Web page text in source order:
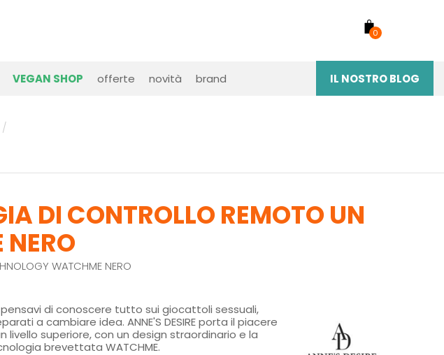
0
VEGAN SHOP offerte novità brand IL NOSTRO BLOG
DI CONTROLLO REMOTO UN
WATCHME NERO
di conoscere tutto sui giocattoli sessuali,
a cambiare idea. ANNE'S DESIRE porta il piacere
livello superiore, con un design straordinario e la
brevettata WATCHME.